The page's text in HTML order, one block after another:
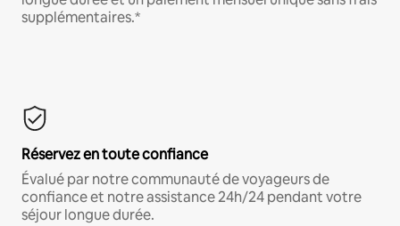
supplémentaires.*
Réservez en toute confiance
Évalué par notre communauté de voyageurs de
confiance et notre assistance 24h/24 pendant votre
séjour longue durée.